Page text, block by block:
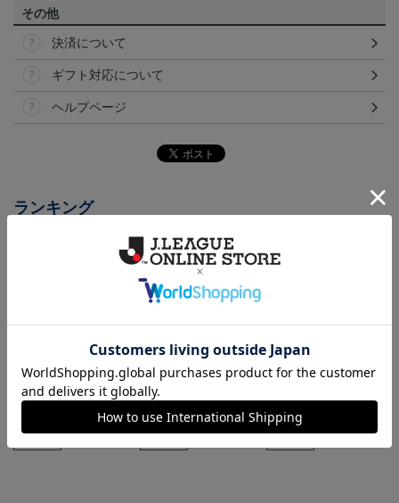
その他
決済について
ギフト対応について
ヘルプページ
ランキング
26/27 レプリカユニフォ
17,600円～21,901円
26/27 オーセンティック
ユニフォーム(FP1st)
26,100円～30,400円
コンフィットシャツ（20
26SP）
5,500円